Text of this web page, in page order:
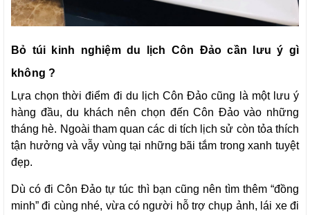
Bỏ túi kinh nghiệm du lịch Côn Đảo cần lưu ý gì
không ?
Lựa chọn thời điểm đi du lịch Côn Đảo cũng là một lưu ý
hàng đầu, du khách nên chọn đến Côn Đảo vào những
tháng hè. Ngoài tham quan các di tích lịch sử còn tỏa thích
tận hưởng và vẫy vùng tại những bãi tắm trong xanh tuyệt
đẹp.
Dù có đi Côn Đảo tự túc thì bạn cũng nên tìm thêm “đồng
minh” đi cùng nhé, vừa có người hỗ trợ chụp ảnh, lái xe đi